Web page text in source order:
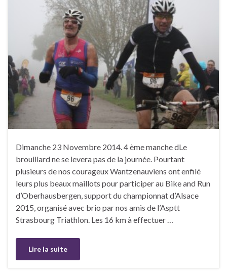
Dimanche 23 Novembre 2014. 4 ème manche dLe
brouillard ne se levera pas de la journée. Pourtant
plusieurs de nos courageux Wantzenauviens ont enfilé
leurs plus beaux maillots pour participer au Bike and Run
d’Oberhausbergen, support du championnat d’Alsace
2015, organisé avec brio par nos amis de l’Asptt
Strasbourg Triathlon. Les 16 km à effectuer …
Lire la suite